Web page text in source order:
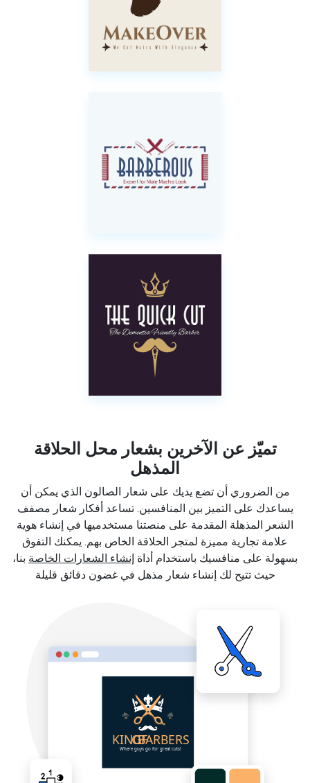
تميّز عن الآخرين بشعار محل الحلاقة
المذهل
من الضروري أن تضع يديك على شعار الصالون الذي يمكن أن
يساعدك على التميز بين المنافسين. تساعد أفكار شعار مصفف
الشعر المذهلة المقدمة على منصتنا مستخدميها في إنشاء هوية
علامة تجارية مميزة لمتجر الحلاقة الخاص بهم. يمكنك التفوق
بسهولة على منافسيك باستخدام أداة إنشاء الشعارات الخاصة بنا،
حيث تتيح لك إنشاء شعار مذهل في غضون دقائق قليلة